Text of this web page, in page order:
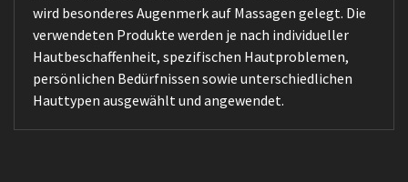
wird besonderes Augenmerk auf Massagen gelegt. Die
verwendeten Produkte werden je nach individueller
Hautbeschaffenheit, spezifischen Hautproblemen,
persönlichen Bedürfnissen sowie unterschiedlichen
Hauttypen ausgewählt und angewendet.